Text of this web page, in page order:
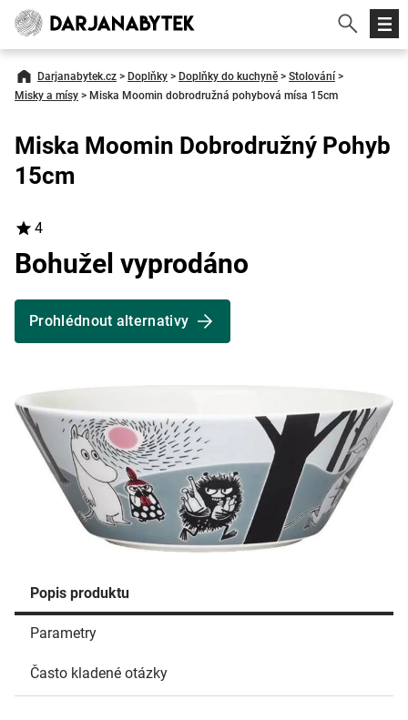
Darjanabytek.cz > Doplňky > Doplňky do kuchyně > Stolování >
Misky a mísy > Miska Moomin dobrodružná pohybová mísa 15cm
Popis produktu
Parametry
Často kladené otázky
Miska Moomin Dobrodružný Pohyb
15cm
4
Bohužel vyprodáno
Prohlédnout alternativy